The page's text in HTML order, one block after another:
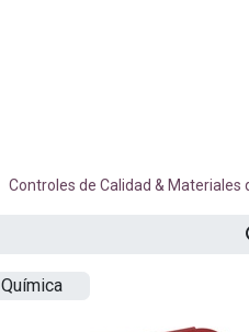
Controles de Calidad & Materiales
Química